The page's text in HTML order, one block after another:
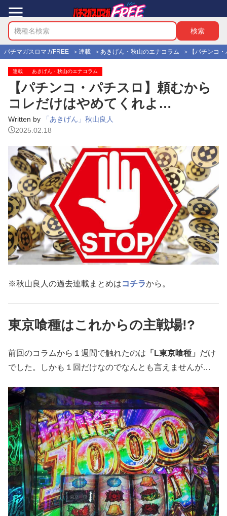
パチマガスロマガFREE 連載 あきげん・秋山のエナコラム 【パチンコ
連載 あきげん・秋山のエナコラム
【パチンコ・パチスロ】頼むから
コレだけはやめてくれよ…
Written by
「あきげん」秋山良人
2025.02.18
※秋山良人の過去連載まとめはコチラから。
東京喰種はこれからの主戦場!?
前回のコラムから１週間で触れたのは 「L東京喰種」 だけ
でした。しかも１回だけなのでなんとも言えませんが…